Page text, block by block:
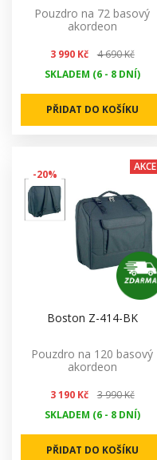
Pouzdro na 72 basový
akordeon
3 990 Kč
4 690 Kč
SKLADEM (6 - 8 DNÍ)
PŘIDAT DO KOŠÍKU
-20%
AKCE
Boston Z-414-BK
Pouzdro na 120 basový
akordeon
3 190 Kč
3 990 Kč
SKLADEM (6 - 8 DNÍ)
PŘIDAT DO KOŠÍKU